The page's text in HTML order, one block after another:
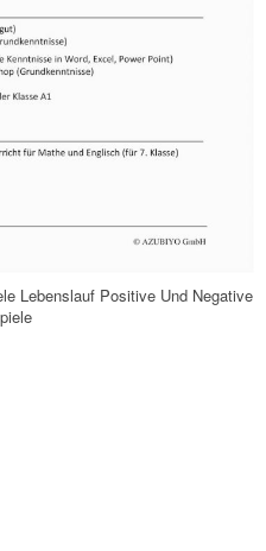
Lebenslauf Positive Und Negative